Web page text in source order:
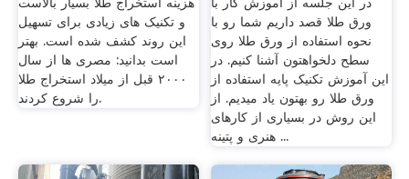
و تکنیک های زیادی برای تسهیل
این روند کشف شده است. بهتر
است بدانید: مصری ها از سال
۲۰۰۰ قبل از میلاد استخراج طلا
را شروع کردند.
ورق طلا قصد داریم شما رو با
نحوه استفاده از ورق طلا روی
سطح دلخواهتون آشنا کنیم. در
این آموزش تکنیک پایه استفاده از
ورق طلا رو بهتون یاد میدیم. از
این روش در بسیاری از کارهای
هنری و پتینه ...